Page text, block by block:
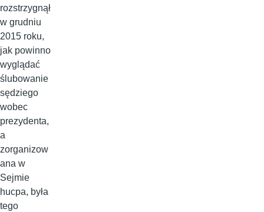
rozstrzygnął
w grudniu
2015 roku,
jak powinno
wyglądać
ślubowanie
sędziego
wobec
prezydenta,
a
zorganizow
ana w
Sejmie
hucpa, była
tego